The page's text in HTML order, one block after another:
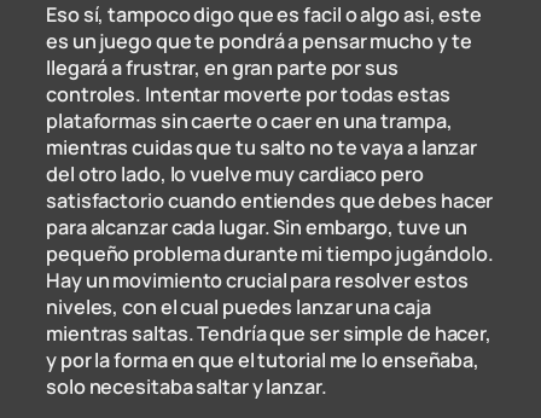
Eso sí, tampoco digo que es facil o algo asi, este
es un juego que te pondrá a pensar mucho y te
llegará a frustrar, en gran parte por sus
controles. Intentar moverte por todas estas
plataformas sin caerte o caer en una trampa,
mientras cuidas que tu salto no te vaya a lanzar
del otro lado, lo vuelve muy cardiaco pero
satisfactorio cuando entiendes que debes hacer
para alcanzar cada lugar. Sin embargo, tuve un
pequeño problema durante mi tiempo jugándolo.
Hay un movimiento crucial para resolver estos
niveles, con el cual puedes lanzar una caja
mientras saltas. Tendría que ser simple de hacer,
y por la forma en que el tutorial me lo enseñaba,
solo necesitaba saltar y lanzar.